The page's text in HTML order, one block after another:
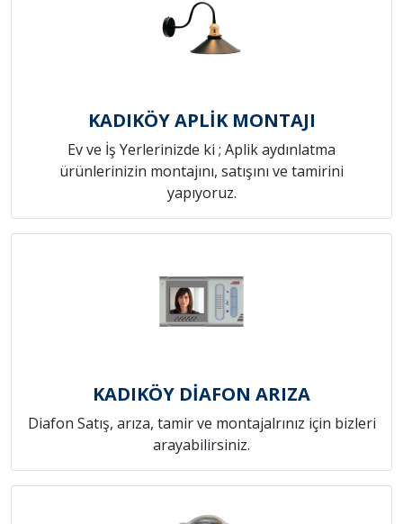
KADIKÖY APLİK MONTAJI
Ev ve İş Yerlerinizde ki ; Aplik aydınlatma
ürünlerinizin montajını, satışını ve tamirini
yapıyoruz.
KADIKÖY DİAFON ARIZA
Diafon Satış, arıza, tamir ve montajalrınız için bizleri
arayabilirsiniz.